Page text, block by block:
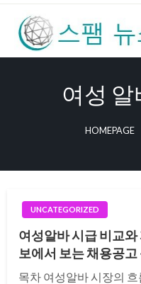
Skip
content
여성 알
HOMEPAGE
UNCATEGORIZED
여성알바 시급 비교
보에서 보는 채용공고
목차 여성알바 시장의